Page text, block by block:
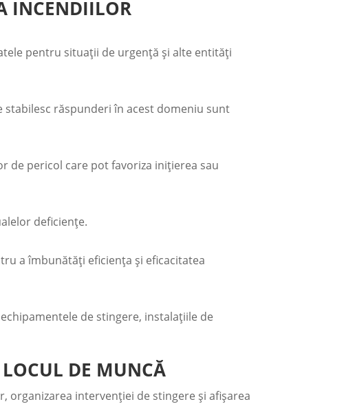
INCENDIILOR
pentru situații de urgență și alte entități
răspunderi în acest domeniu sunt
de pericol care pot favoriza inițierea sau
deficiențe.
a îmbunătăți eficiența și eficacitatea
de stingere, instalațiile de
DE MUNCĂ
organizarea intervenției de stingere și afișarea